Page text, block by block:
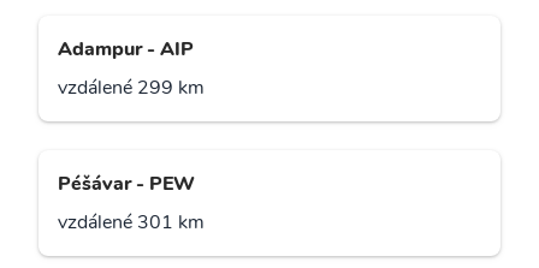
Adampur - AIP
vzdálené 299 km
Péšávar - PEW
vzdálené 301 km